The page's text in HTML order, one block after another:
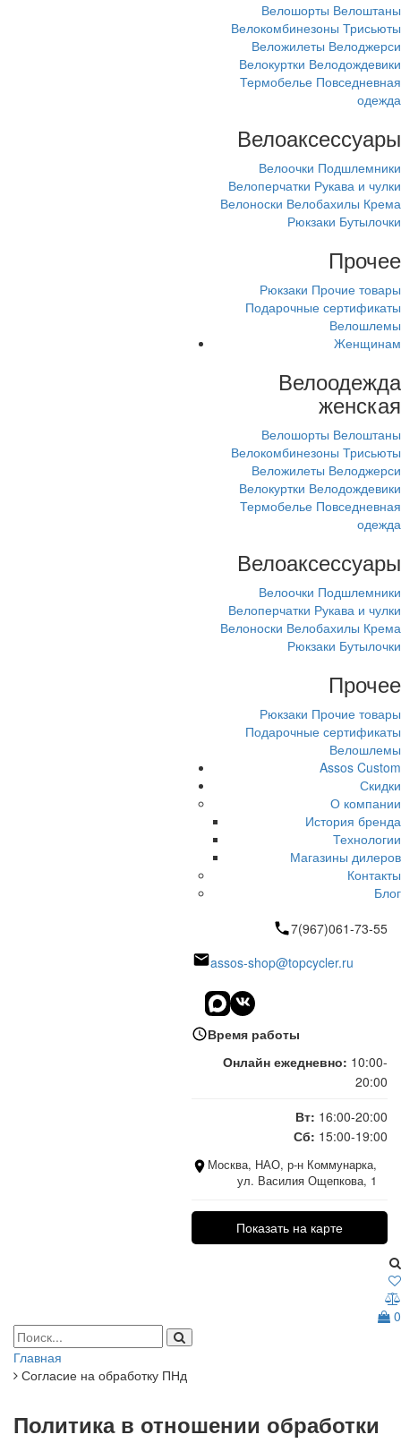
Велошорты Велоштаны
Велокомбинезоны Трисьюты
Веложилеты Велоджерси
Велокуртки Велодождевики
Термобелье Повседневная
одежда
Велоаксессуары
Велоочки Подшлемники
Велоперчатки Рукава и чулки
Велоноски Велобахилы Крема
Рюкзаки Бутылочки
Прочее
Рюкзаки Прочие товары
Подарочные сертификаты
Велошлемы
Женщинам
Велоодежда
женская
Велошорты Велоштаны
Велокомбинезоны Трисьюты
Веложилеты Велоджерси
Велокуртки Велодождевики
Термобелье Повседневная
одежда
Велоаксессуары
Велоочки Подшлемники
Велоперчатки Рукава и чулки
Велоноски Велобахилы Крема
Рюкзаки Бутылочки
Прочее
Рюкзаки Прочие товары
Подарочные сертификаты
Велошлемы
Assos Custom
Скидки
О компании
История бренда
Технологии
Магазины дилеров
Контакты
Блог
7(967)061-73-55
assos-shop@topcycler.ru
Время работы
Онлайн ежедневно: 10:00-
20:00
Вт: 16:00-20:00
Сб: 15:00-19:00
Москва, НАО, р-н Коммунарка,
ул. Василия Ощепкова, 1
Показать на карте
0
Главная
Согласие на обработку ПНд
Политика в отношении обработки